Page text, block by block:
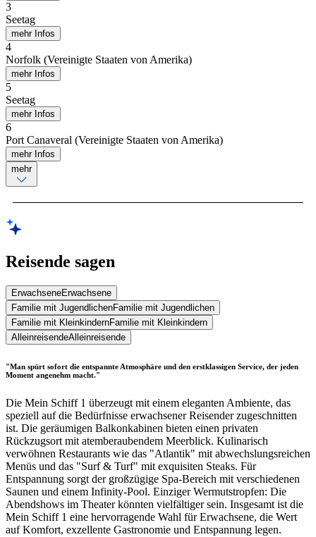
3
Seetag
mehr Infos
4
Norfolk (Vereinigte Staaten von Amerika)
mehr Infos
5
Seetag
mehr Infos
6
Port Canaveral (Vereinigte Staaten von Amerika)
mehr Infos
mehr
Reisende sagen
ErwachseneErwachsene
Familie mit JugendlichenFamilie mit Jugendlichen
Familie mit KleinkindernFamilie mit Kleinkindern
AlleinreisendeAlleinreisende
"Man spürt sofort die entspannte Atmosphäre und den erstklassigen Service, der jeden
Moment angenehm macht."
Die Mein Schiff 1 überzeugt mit einem eleganten Ambiente, das
speziell auf die Bedürfnisse erwachsener Reisender zugeschnitten
ist. Die geräumigen Balkonkabinen bieten einen privaten
Rückzugsort mit atemberaubendem Meerblick. Kulinarisch
verwöhnen Restaurants wie das "Atlantik" mit abwechslungsreichen
Menüs und das "Surf & Turf" mit exquisiten Steaks. Für
Entspannung sorgt der großzügige Spa-Bereich mit verschiedenen
Saunen und einem Infinity-Pool. Einziger Wermutstropfen: Die
Abendshows im Theater könnten vielfältiger sein. Insgesamt ist die
Mein Schiff 1 eine hervorragende Wahl für Erwachsene, die Wert
auf Komfort, exzellente Gastronomie und Entspannung legen.